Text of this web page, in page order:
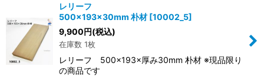
レリーフ
500×193×30mm 朴材 [10002_5]
9,900円(税込)
在庫数 1枚
レリーフ 500×193×厚み30mm 朴材 ※現品限り
の商品です